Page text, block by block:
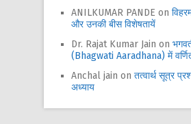
ANILKUMAR PANDE on
और उनकी बीस विशेषतायें
Dr. Rajat Kumar Jain on
(Bhagwati Aaradhana) में वर्णित
Anchal jain on तत्वार्थ सूत्र
अध्याय